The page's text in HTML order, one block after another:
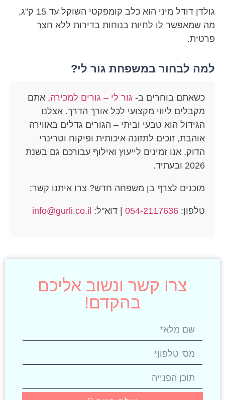
גולדן דודל מיני הוא כלב קומפקטי השוקל עד 15 ק"ג,
מה שמאפשר לו לחיות בנוחות בדירות ללא חצר
פרטית.
למה לבחור במשפחת גור לי?
כשאתם בוחרים ב- גור לי – גורים למכירה, אתם
מקבלים ליווי מקצועי לכל אורך הדרך. אצלנו
הגידול הוא טבעי וביתי – הגורים גדלים באווירה
אוהבת, זוכים לתזונה איכותית ופיקוח וטרינרי
הדוק. אנו זמינים לייעוץ ואילוף עבורכם גם בשנת
2026 ובעתיד.
מוכנים לצרף בן משפחה חדש? צרו איתנו קשר:
טלפון: 054-2117636 | דוא"ל: info@gurli.co.il
צרו קשר ונשוב אליכם
בהקדם!